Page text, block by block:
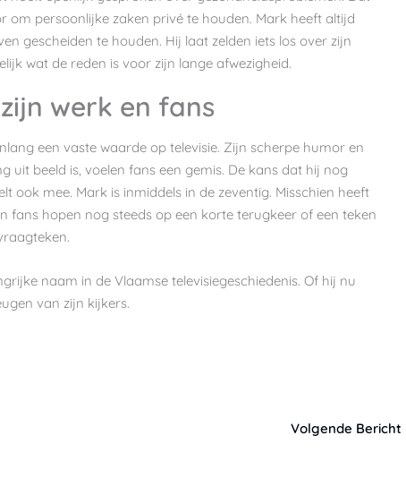
om persoonlijke zaken privé te houden. Mark heeft altijd
gescheiden te houden. Hij laat zelden iets los over zijn
wat de reden is voor zijn lange afwezigheid.
werk en fans
een vaste waarde op televisie. Zijn scherpe humor en
uit beeld is, voelen fans een gemis. De kans dat hij nog
ook mee. Mark is inmiddels in de zeventig. Misschien heeft
fans hopen nog steeds op een korte terugkeer of een teken
naam in de Vlaamse televisiegeschiedenis. Of hij nu
van zijn kijkers.
Volgende Bericht